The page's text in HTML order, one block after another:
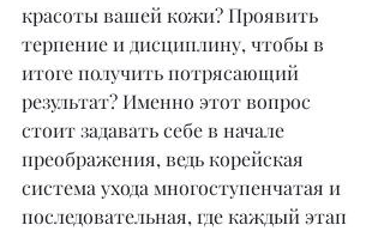
красоты вашей кожи? Проявить
терпение и дисциплину, чтобы в
итоге получить потрясающий
результат? Именно этот вопрос
стоит задавать себе в начале
преображения, ведь корейская
система ухода многоступенчатая и
последовательная, где каждый этап